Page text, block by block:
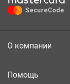
О компании
Помощь